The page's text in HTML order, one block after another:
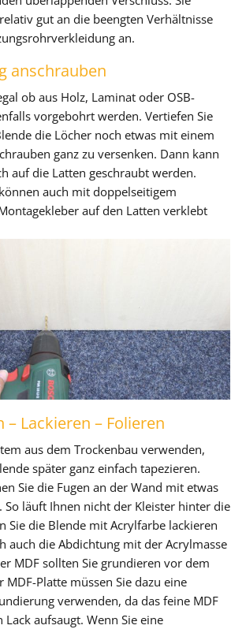
gut an die beengten Verhältnisse
an.
anschrauben
ob aus Holz, Laminat oder OSB-
vorgebohrt werden. Vertiefen Sie
die Löcher noch etwas mit einem
ganz zu versenken. Dann kann
auf die Latten geschraubt werden.
auch mit doppelseitigem
auf den Latten verklebt
– Lackieren – Folieren
aus dem Trockenbau verwenden,
später ganz einfach tapezieren.
Sie die Fugen an der Wand mit etwas
So läuft Ihnen nicht der Kleister hinter die
Sie die Blende mit Acrylfarbe lackieren
auch die Abdichtung mit der Acrylmasse
MDF sollten Sie grundieren vor dem
MDF-Platte müssen Sie dazu eine
verwenden, da das feine MDF
Lack aufsaugt. Wenn Sie eine